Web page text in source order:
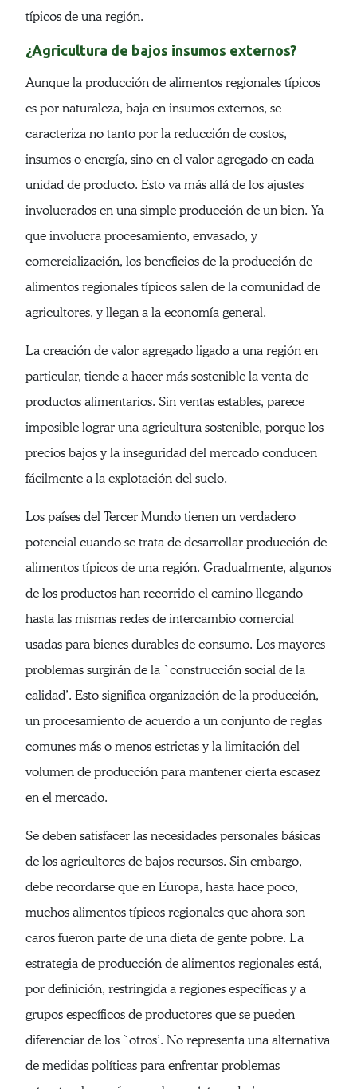
típicos de una región.
¿Agricultura de bajos insumos externos?
Aunque la producción de alimentos regionales típicos
es por naturaleza, baja en insumos externos, se
caracteriza no tanto por la reducción de costos,
insumos o energía, sino en el valor agregado en cada
unidad de producto. Esto va más allá de los ajustes
involucrados en una simple producción de un bien. Ya
que involucra procesamiento, envasado, y
comercialización, los beneficios de la producción de
alimentos regionales típicos salen de la comunidad de
agricultores, y llegan a la economía general.
La creación de valor agregado ligado a una región en
particular, tiende a hacer más sostenible la venta de
productos alimentarios. Sin ventas estables, parece
imposible lograr una agricultura sostenible, porque los
precios bajos y la inseguridad del mercado conducen
fácilmente a la explotación del suelo.
Los países del Tercer Mundo tienen un verdadero
potencial cuando se trata de desarrollar producción de
alimentos típicos de una región. Gradualmente, algunos
de los productos han recorrido el camino llegando
hasta las mismas redes de intercambio comercial
usadas para bienes durables de consumo. Los mayores
problemas surgirán de la `construcción social de la
calidad’. Esto significa organización de la producción,
un procesamiento de acuerdo a un conjunto de reglas
comunes más o menos estrictas y la limitación del
volumen de producción para mantener cierta escasez
en el mercado.
Se deben satisfacer las necesidades personales básicas
de los agricultores de bajos recursos. Sin embargo,
debe recordarse que en Europa, hasta hace poco,
muchos alimentos típicos regionales que ahora son
caros fueron parte de una dieta de gente pobre. La
estrategia de producción de alimentos regionales está,
por definición, restringida a regiones específicas y a
grupos específicos de productores que se pueden
diferenciar de los `otros’. No representa una alternativa
de medidas políticas para enfrentar problemas